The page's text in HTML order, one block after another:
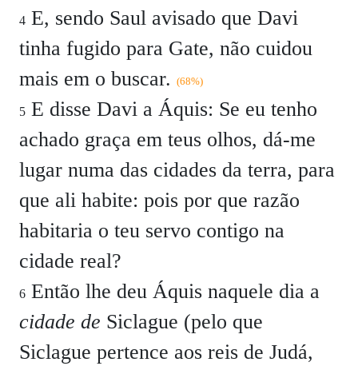
4 E, sendo Saul avisado que Davi
tinha fugido para Gate, não cuidou
mais em o buscar. (68%)
5 E disse Davi a Áquis: Se eu tenho
achado graça em teus olhos, dá-me
lugar numa das cidades da terra, para
que ali habite: pois por que razão
habitaria o teu servo contigo na
cidade real?
6 Então lhe deu Áquis naquele dia a
cidade de Siclague (pelo que
Siclague pertence aos reis de Judá,